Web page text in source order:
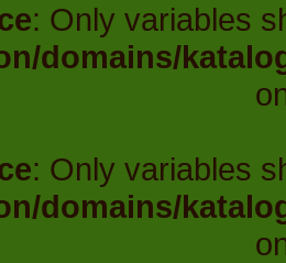
: Only variables
domains/
: Only variables
domains/